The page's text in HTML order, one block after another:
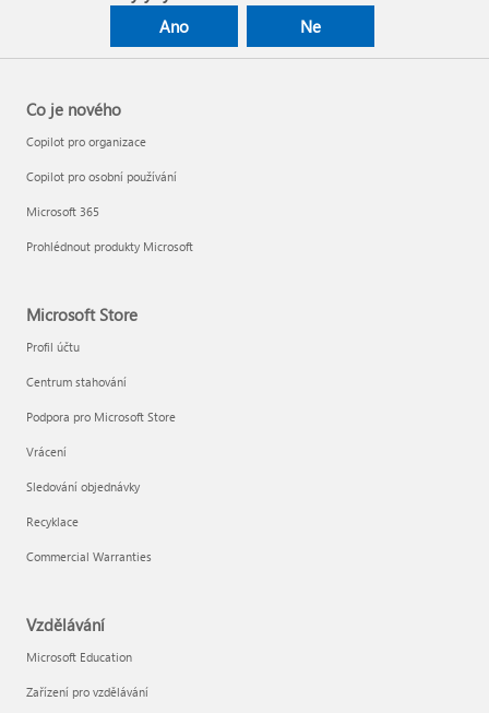
Ano Ne
Co je nového
Copilot pro organizace
Copilot pro osobní používání
Microsoft 365
Prohlédnout produkty Microsoft
Microsoft Store
Profil účtu
Centrum stahování
Podpora pro Microsoft Store
Vrácení
Sledování objednávky
Recyklace
Commercial Warranties
Vzdělávání
Microsoft Education
Zařízení pro vzdělávání